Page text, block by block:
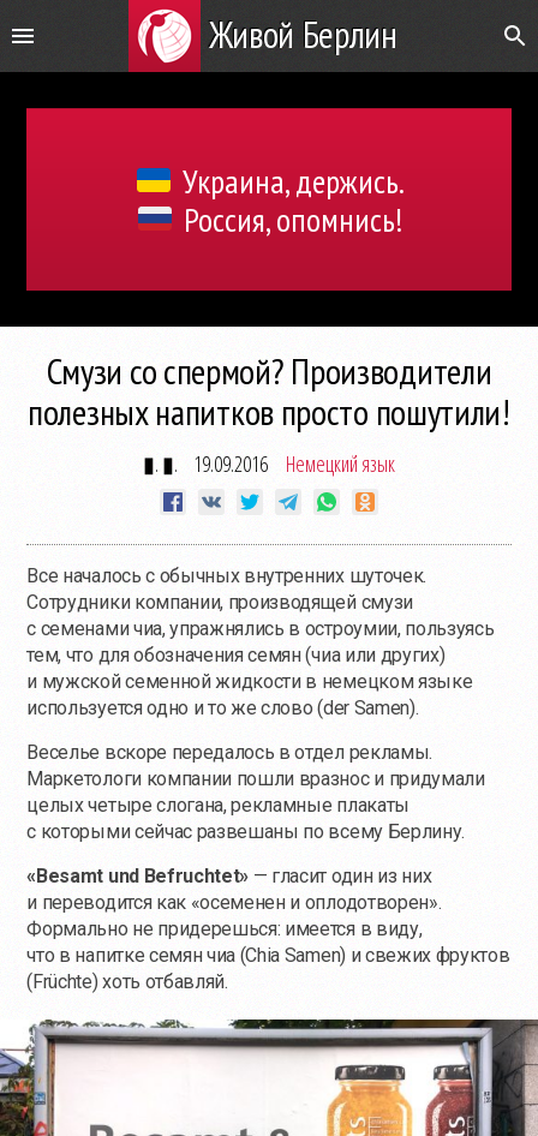
Живой Берлин
Украина, держись.
Россия, опомнись!
Смузи со спермой? Производители
полезных напитков просто пошутили!
▮. ▮. 19.09.2016 Немецкий язык
Все началось с обычных внутренних шуточек.
Сотрудники компании, производящей смузи
с семенами чиа, упражнялись в остроумии, пользуясь
тем, что для обозначения семян (чиа или других)
и мужской семенной жидкости в немецком языке
используется одно и то же слово (der Samen).
Веселье вскоре передалось в отдел рекламы.
Маркетологи компании пошли вразнос и придумали
целых четыре слогана, рекламные плакаты
с которыми сейчас развешаны по всему Берлину.
«Besamt und Befruchtet» — гласит один из них
и переводится как «осеменен и оплодотворен».
Формально не придерешься: имеется в виду,
что в напитке семян чиа (Chia Samen) и свежих фруктов
(Früchte) хоть отбавляй.